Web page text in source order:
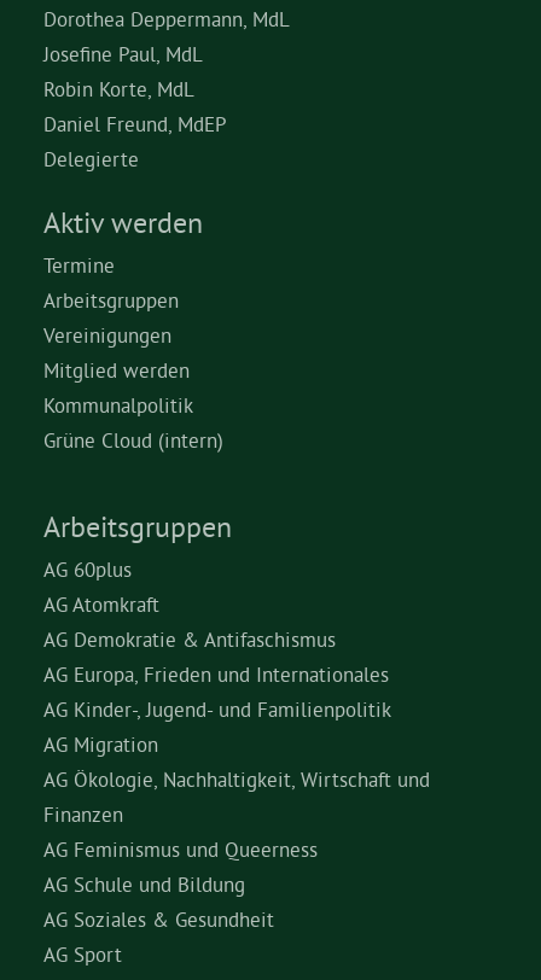
Dorothea Deppermann, MdL
Josefine Paul, MdL
Robin Korte, MdL
Daniel Freund, MdEP
Delegierte
Aktiv werden
Termine
Arbeitsgruppen
Vereinigungen
Mitglied werden
Kommunalpolitik
Grüne Cloud (intern)
Arbeitsgruppen
AG 60plus
AG Atomkraft
AG Demokratie & Antifaschismus
AG Europa, Frieden und Internationales
AG Kinder-, Jugend- und Familienpolitik
AG Migration
AG Ökologie, Nachhaltigkeit, Wirtschaft und
Finanzen
AG Feminismus und Queerness
AG Schule und Bildung
AG Soziales & Gesundheit
AG Sport